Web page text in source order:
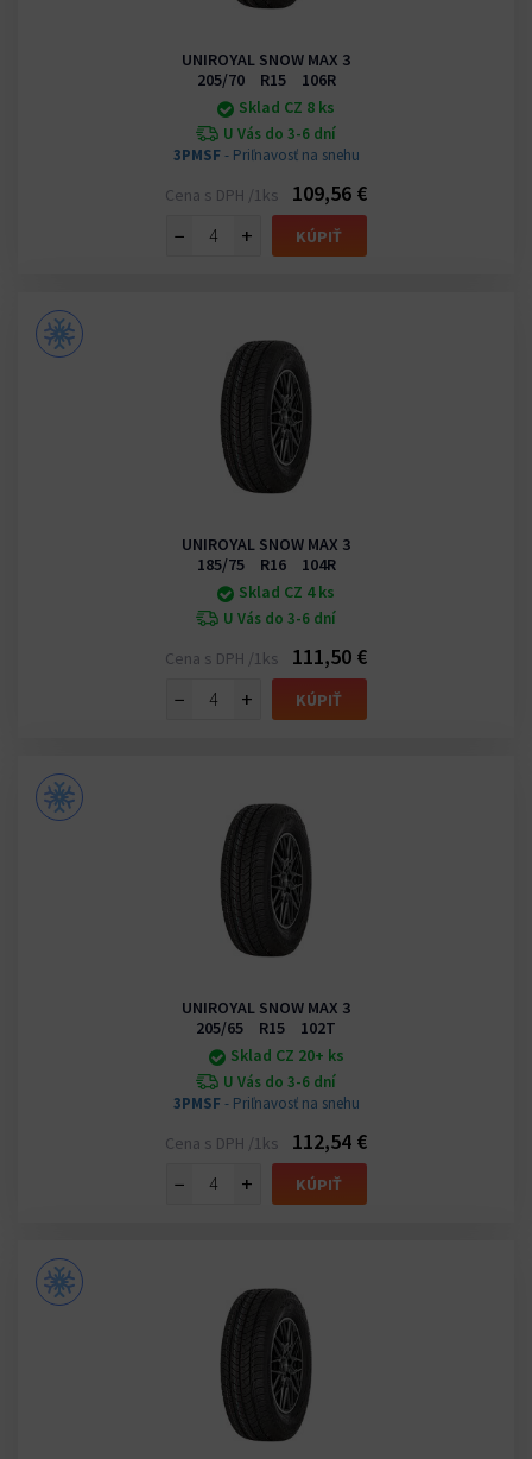
UNIROYAL SNOW MAX 3
205/70 R15 106R
Sklad CZ 8 ks
U Vás do 3-6 dní
3PMSF- Priľnavosť na snehu
Cena s DPH /1ks
109,56 €
−
+ KÚPIŤ
UNIROYAL SNOW MAX 3
185/75 R16 104R
Sklad CZ 4 ks
U Vás do 3-6 dní
Cena s DPH /1ks
111,50 €
−
+ KÚPIŤ
UNIROYAL SNOW MAX 3
205/65 R15 102T
Sklad CZ 20+ ks
U Vás do 3-6 dní
3PMSF- Priľnavosť na snehu
Cena s DPH /1ks
112,54 €
−
+ KÚPIŤ